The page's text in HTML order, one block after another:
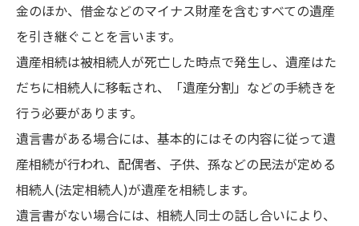
金のほか、借金などのマイナス財産を含むすべての遺産
を引き継ぐことを言います。
遺産相続は被相続人が死亡した時点で発生し、遺産はた
だちに相続人に移転され、「遺産分割」などの手続きを
行う必要があります。
遺言書がある場合には、基本的にはその内容に従って遺
産相続が行われ、配偶者、子供、孫などの民法が定める
相続人(法定相続人)が遺産を相続します。
遺言書がない場合には、相続人同士の話し合いにより、